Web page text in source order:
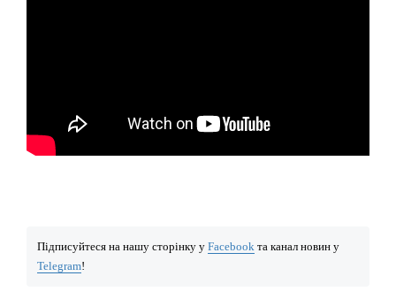
Підписуйтеся на нашу сторінку у Facebook та канал новин у
Telegram!